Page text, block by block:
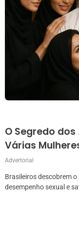
O Segredo
Várias
Advertorial
Brasileiros descobrem
desempenho sexual e